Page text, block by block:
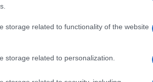
storage related to functionality of the website
storage related to personalization.
ως ένα ξεχωριστό
της πόλης. Επιβάτες
έχουν τη δυνατότητα